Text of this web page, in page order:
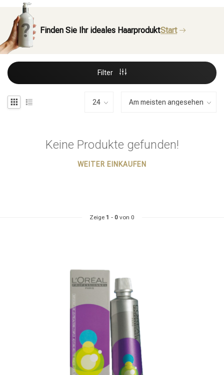
Haarfärbung
Finden Sie Ihr ideales HaarproduktStart
Filter
Keine Produkte gefunden!
WEITER EINKAUFEN
Zeige 1 - 0 von 0